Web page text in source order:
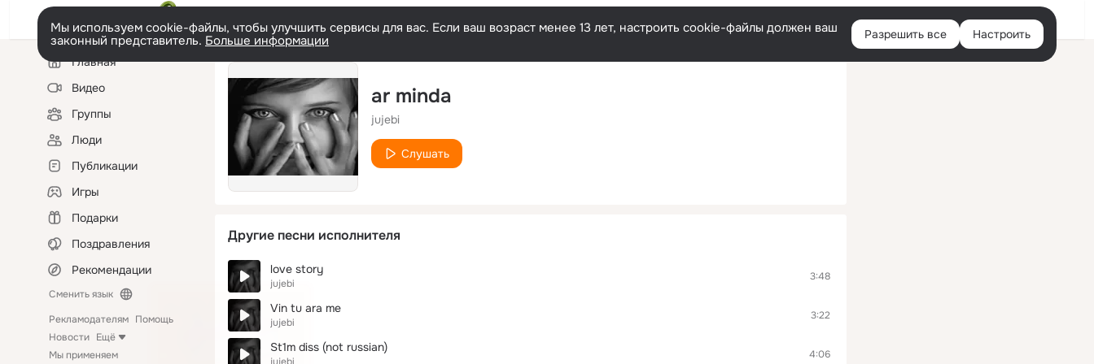
Войти
Мы используем cookie-файлы, чтобы улучшить сервисы для вас. Если ваш возраст менее 13 лет, настроить cookie-файлы должен ваш
законный представитель. Больше информации Разрешить все Настроить
Левая
колонкаГлавная
Видео
Группы
Люди
Публикации
Игры
Подарки
Поздравления
Рекомендации
Сменить язык
Рекламодателям Помощь
Новости Ещё
Мы применяем
ar minda
jujebi
Слушать
Другие песни исполнителя
love story
jujebi
3:48
Vin tu ara me
jujebi
3:22
St1m diss (not russian) 4:06